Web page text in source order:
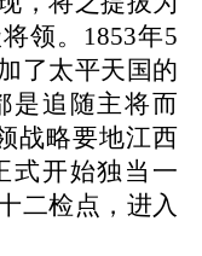
领。 1853年5
了太平天国的
是追随主将而
战略要地江西
式开始独当一
二检点，进入